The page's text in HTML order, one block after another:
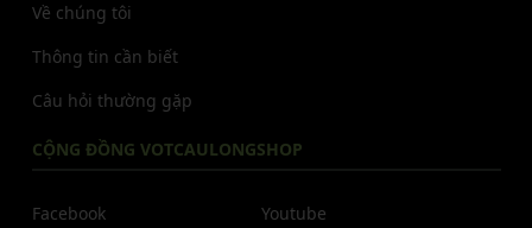
Về chúng tôi
Thông tin cần biết
Câu hỏi thường gặp
CỘNG ĐỒNG VOTCAULONGSHOP
Facebook
Youtube